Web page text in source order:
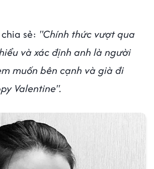
sẻ: "Chính thức vượt qua
và xác định anh là người
muốn bên cạnh và già đi
Valentine".